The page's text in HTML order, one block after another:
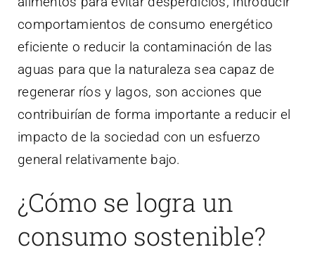
comportamientos de consumo energético
eficiente o reducir la contaminación de las
aguas para que la naturaleza sea capaz de
regenerar ríos y lagos, son acciones que
contribuirían de forma importante a reducir el
impacto de la sociedad con un esfuerzo
general relativamente bajo.
¿Cómo se logra un
consumo sostenible?